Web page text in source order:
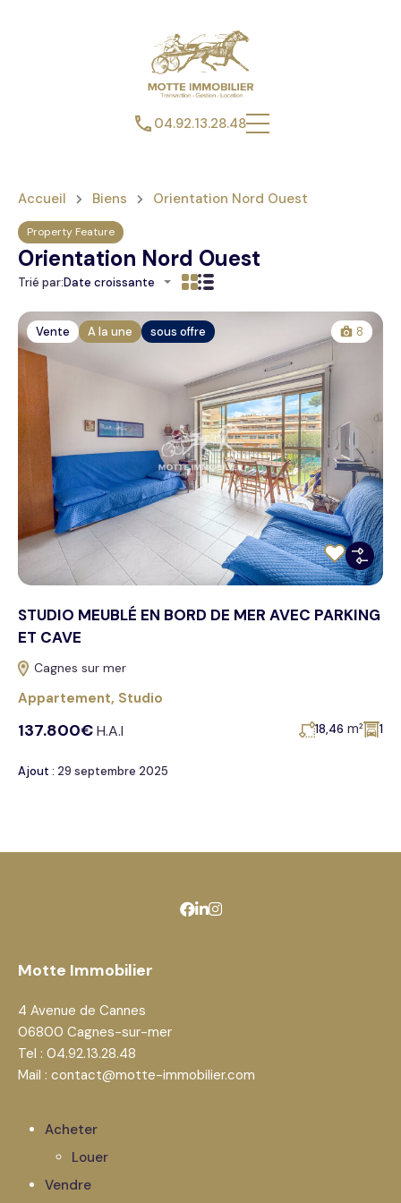
04.92.13.28.48
Accueil Biens Orientation Nord Ouest
Property Feature
Orientation Nord Ouest
Trié par:Date croissante
Vente A la une sous offre 8
STUDIO MEUBLÉ EN BORD DE MER AVEC PARKING
ET CAVE
Cagnes sur mer
Appartement, Studio
137.800€H.A.I 18,46 m² 1
Ajout : 29 septembre 2025
Motte Immobilier
4 Avenue de Cannes
06800 Cagnes-sur-mer
Tel : 04.92.13.28.48
Mail : contact@motte-immobilier.com
Acheter
Louer
Vendre